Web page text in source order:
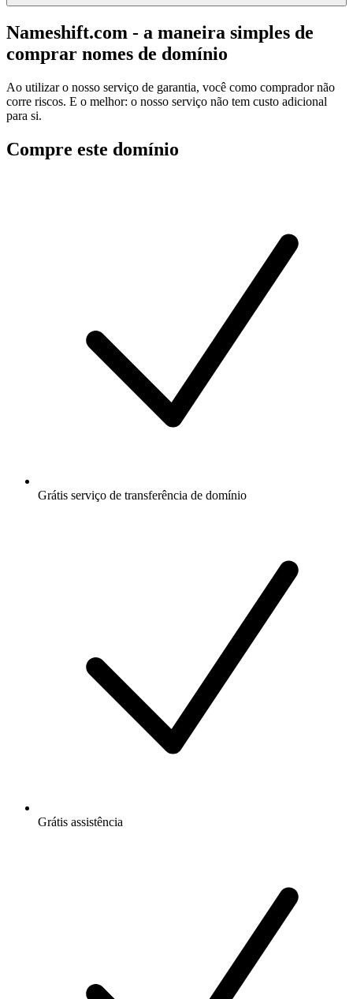
Nameshift.com - a maneira simples de
comprar nomes de domínio
Ao utilizar o nosso serviço de garantia, você como comprador não
corre riscos. E o melhor: o nosso serviço não tem custo adicional
para si.
Compre este domínio
Grátis serviço de transferência de domínio
Grátis assistência